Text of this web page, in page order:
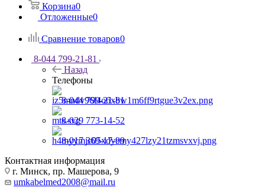
Корзина0
Отложенные0
Сравнение товаров0
8-044 799-21-81
Назад
Телефоны
8-044 799-21-81
8-029 773-14-52
8-017 369-17-99
Контактная информация
г. Минск, пр. Машерова, 9
umkabelmed2008@mail.ru